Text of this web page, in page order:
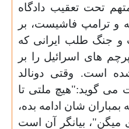
متهم تحت تعقیب دادگاه
و ترامپ فاشیست، بر
و جنگ طلب ایرانی که
های اسرائیل را بر
است. وقتی دونالد
می گوید:"هیچ ملتی تا
بمباران شان ادامه بده،
بیانگر آن است